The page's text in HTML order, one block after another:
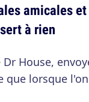
amicales
à rien
House,
que lorsque